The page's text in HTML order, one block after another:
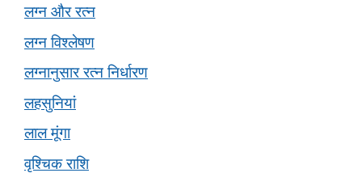
लग्न और रत्न
लग्न विश्लेषण
लग्नानुसार रत्न निर्धारण
लहसुनियां
लाल मूंगा
वृश्चिक राशि